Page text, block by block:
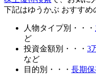
下記はゆうかぶ おすすめ
人物タイプ別 ・・・
ど
投資金額別
・・・ 3
など
目的別
・・・ 長期